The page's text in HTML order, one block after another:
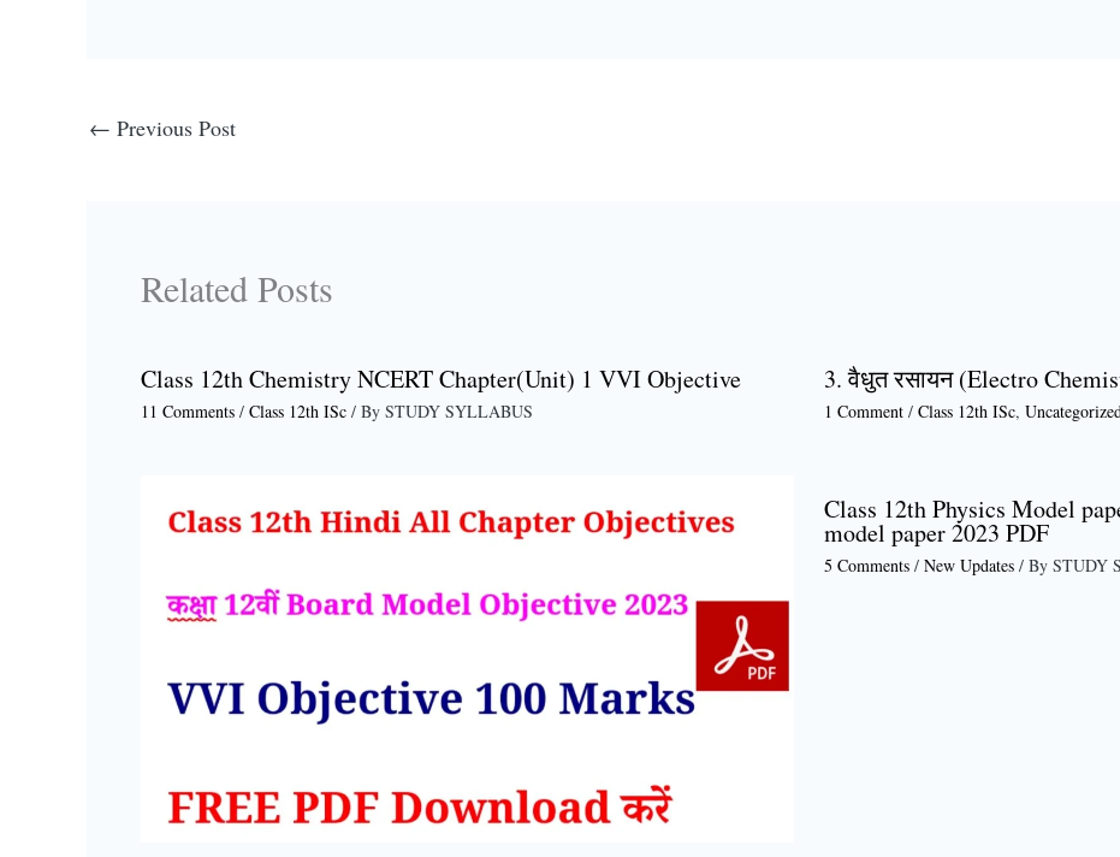
← Previous Post
Related Posts
Class 12th Chemistry NCERT Chapter(Unit) 1 VVI Objective
11 Comments / Class 12th ISc / By STUDY SYLLABUS
3. वैधुत रसायन (Electro
1 Comment / Class 12th ISc,
Class 12th Physics Model
model paper 2023 PDF
5 Comments / New Updates/ By STUDY